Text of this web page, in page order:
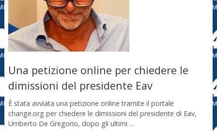
Una petizione online per chiedere le
dimissioni del presidente Eav
È stata avviata una petizione online tramite il portale
change.org per chiedere le dimissioni del presidente di Eav,
Umberto De Gregorio, dopo gli ultimi …